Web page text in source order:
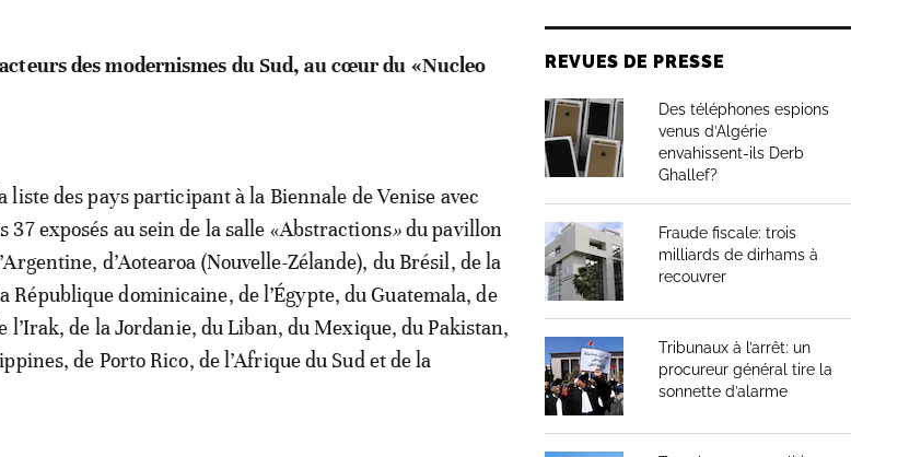
des modernismes du Sud, au cœur du «Nucleo
des pays participant à la Biennale de Venise avec
exposés au sein de la salle «Abstractions»du pavillon
d’Aotearoa (Nouvelle-Zélande), du Brésil, de la
République dominicaine, de l’Égypte, du Guatemala, de
l’Irak, de la Jordanie, du Liban, du Mexique, du Pakistan,
de Porto Rico, de l’Afrique du Sud et de la
REVUES DE PRESSE
Des téléphones espions
venus d’Algérie
envahissent-ils Derb
Ghallef?
Fraude fiscale: trois
milliards de dirhams à
recouvrer
Tribunaux à l’arrêt: un
procureur général tire la
sonnette d’alarme